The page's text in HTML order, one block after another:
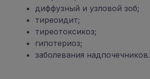
диффузный и узловой зоб;
тиреоидит;
тиреотоксикоз;
гипотериоз;
заболевания надпочечников.